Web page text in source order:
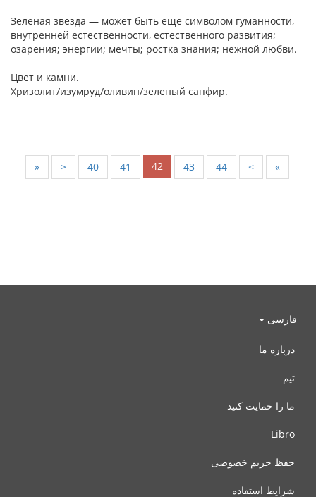
Зеленая звезда — может быть ещё символом гуманности,
внутренней естественности, естественного развития;
озарения; энергии; мечты; ростка знания; нежной любви.
Цвет и камни.
Хризолит/изумруд/оливин/зеленый сапфир.
« < 40 41 42 43 44 > »
فارسی
درباره ما
تیم
ما را حمایت کنید
Libro
حفظ حریم خصوصی
شرایط استفاده